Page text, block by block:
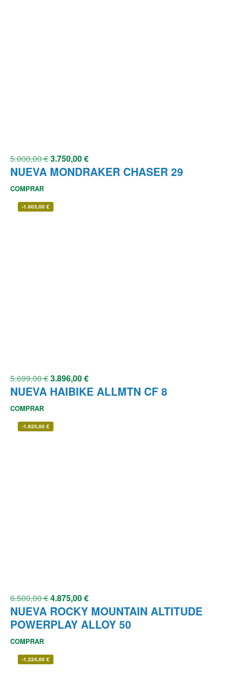
5.000,00€3.750,00€
NUEVA MONDRAKER CHASER 29
COMPRAR
-1.803,00 €
5.699,00€3.896,00€
NUEVA HAIBIKE ALLMTN CF 8
COMPRAR
-1.625,00 €
6.500,00€4.875,00€
NUEVA ROCKY MOUNTAIN ALTITUDE
POWERPLAY ALLOY 50
COMPRAR
-1.224,00 €